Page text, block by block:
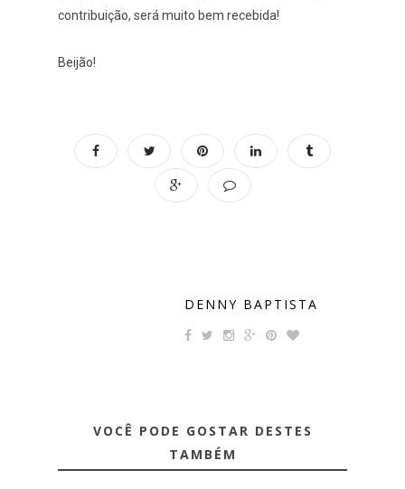
contribuição, será muito bem recebida!
Beijão!
DENNY BAPTISTA
VOCÊ PODE GOSTAR DESTES
TAMBÉM